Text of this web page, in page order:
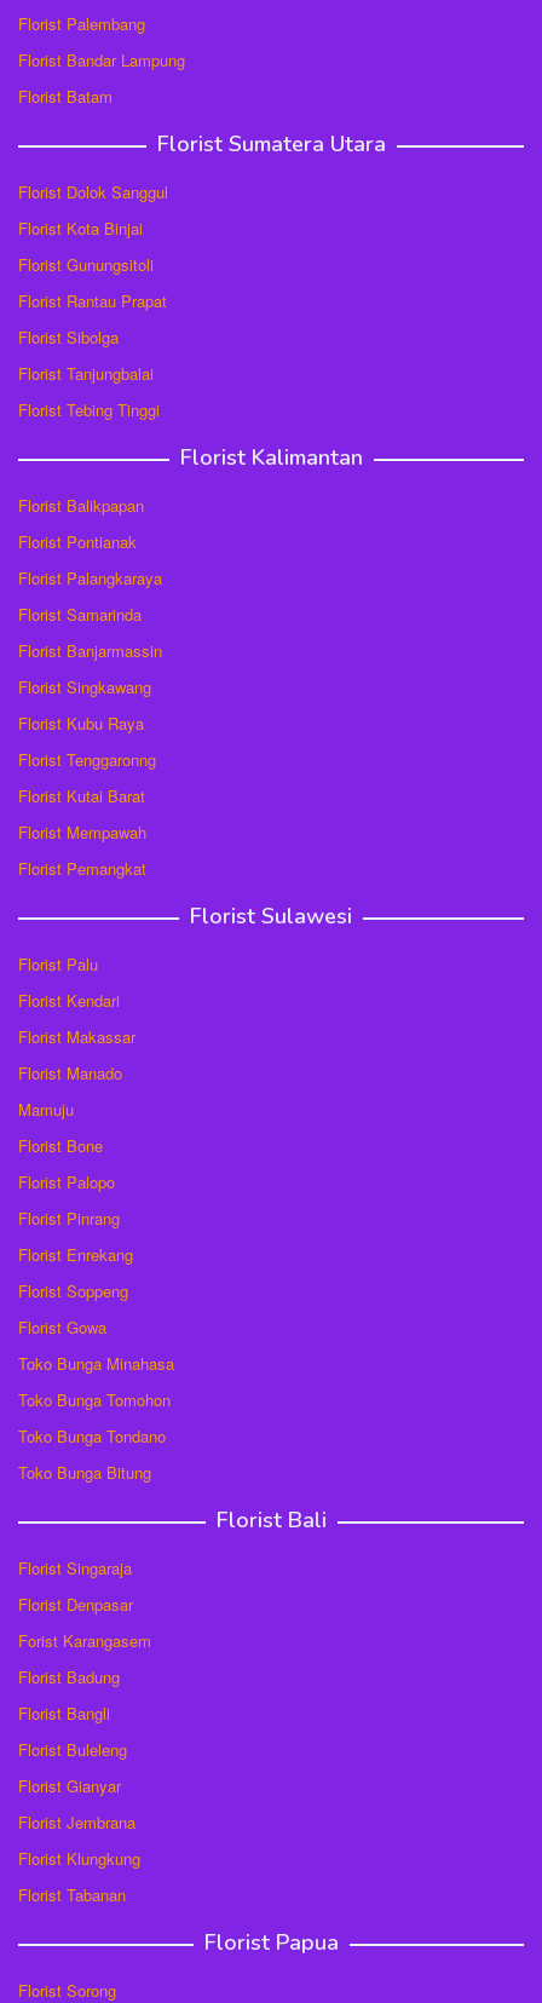
Florist Palembang
Florist Bandar Lampung
Florist Batam
Florist Sumatera Utara
Florist Dolok Sanggul
Florist Kota Binjai
Florist Gunungsitoli
Florist Rantau Prapat
Florist Sibolga
Florist Tanjungbalai
Florist Tebing Tinggi
Florist Kalimantan
Florist Balikpapan
Florist Pontianak
Florist Palangkaraya
Florist Samarinda
Florist Banjarmassin
Florist Singkawang
Florist Kubu Raya
Florist Tenggaronng
Florist Kutai Barat
Florist Mempawah
Florist Pemangkat
Florist Sulawesi
Florist Palu
Florist Kendari
Florist Makassar
Florist Manado
Mamuju
Florist Bone
Florist Palopo
Florist Pinrang
Florist Enrekang
Florist Soppeng
Florist Gowa
Toko Bunga Minahasa
Toko Bunga Tomohon
Toko Bunga Tondano
Toko Bunga Bitung
Florist Bali
Florist Singaraja
Florist Denpasar
Forist Karangasem
Florist Badung
Florist Bangli
Florist Buleleng
Florist Gianyar
Florist Jembrana
Florist Klungkung
Florist Tabanan
Florist Papua
Florist Sorong